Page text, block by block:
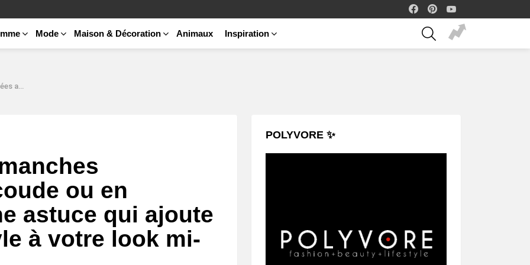
facebook
Mode Maison & Décoration Animaux Inspiration
SEARCH
look mi-saison.
ou en
astuce qui ajoute
à votre look mi-
POLYVORE ✨